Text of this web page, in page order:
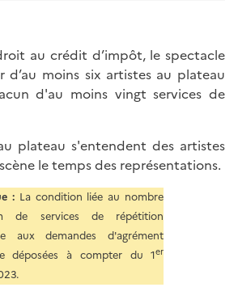
au crédit d’impôt, le spectacle
d’au moins six artistes au plateau
d'au moins vingt services de
plateau s'entendent des artistes
le temps des représentations.
:La condition liée au nombre
de services de répétition
aux demandes d'agrément
déposées à compter du 1er